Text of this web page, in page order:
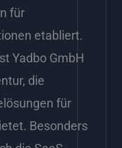
für
etabliert.
Yadbo GmbH
die
für
Besonders